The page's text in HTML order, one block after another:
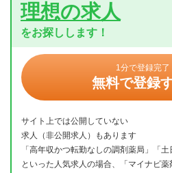
理想の求人
をお探しします！
1分で登録完了
無料で登録
サイト上では公開していない
求人（非公開求人）もあります
「高年収かつ転勤なしの調剤薬局」「
といった人気求人の場合、「マイナビ